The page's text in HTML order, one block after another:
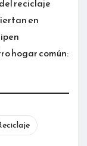
reciclaje
en
hogar común: